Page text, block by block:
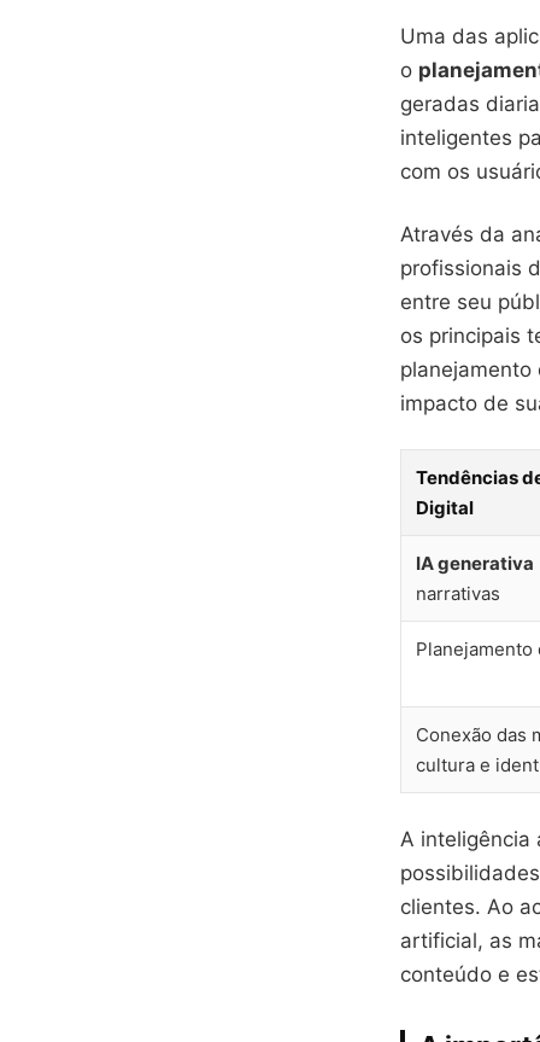
Uma das
o
geradas
inteligentes
com os
Através da
profissionais
entre seu
os principais
impacto de
Tendências
Digital
IA generativa
narrativas
Planejamento
Conexão das
cultura e
A inteligência
clientes. Ao
artificial, as
conteúdo e